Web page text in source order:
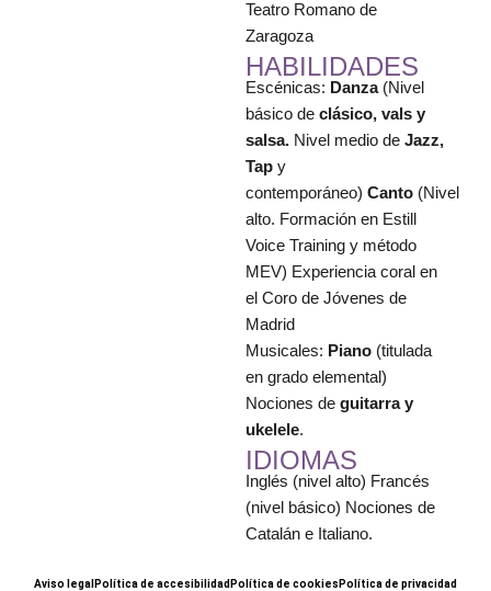
Teatro Romano de
Zaragoza
HABILIDADES
Escénicas: Danza(Nivel
básico de clásico, vals y
salsa. Nivel medio de Jazz,
Tap y
contemporáneo) Canto (Nivel
alto. Formación en Estill
Voice Training y método
MEV) Experiencia coral en
el Coro de Jóvenes de
Madrid
Musicales: Piano (titulada
en grado elemental)
Nociones de guitarra y
ukelele.
IDIOMAS
Inglés (nivel alto) Francés
(nivel básico) Nociones de
Catalán e Italiano.
Aviso legal Política de accesibilidad Política de cookies Política de privacidad